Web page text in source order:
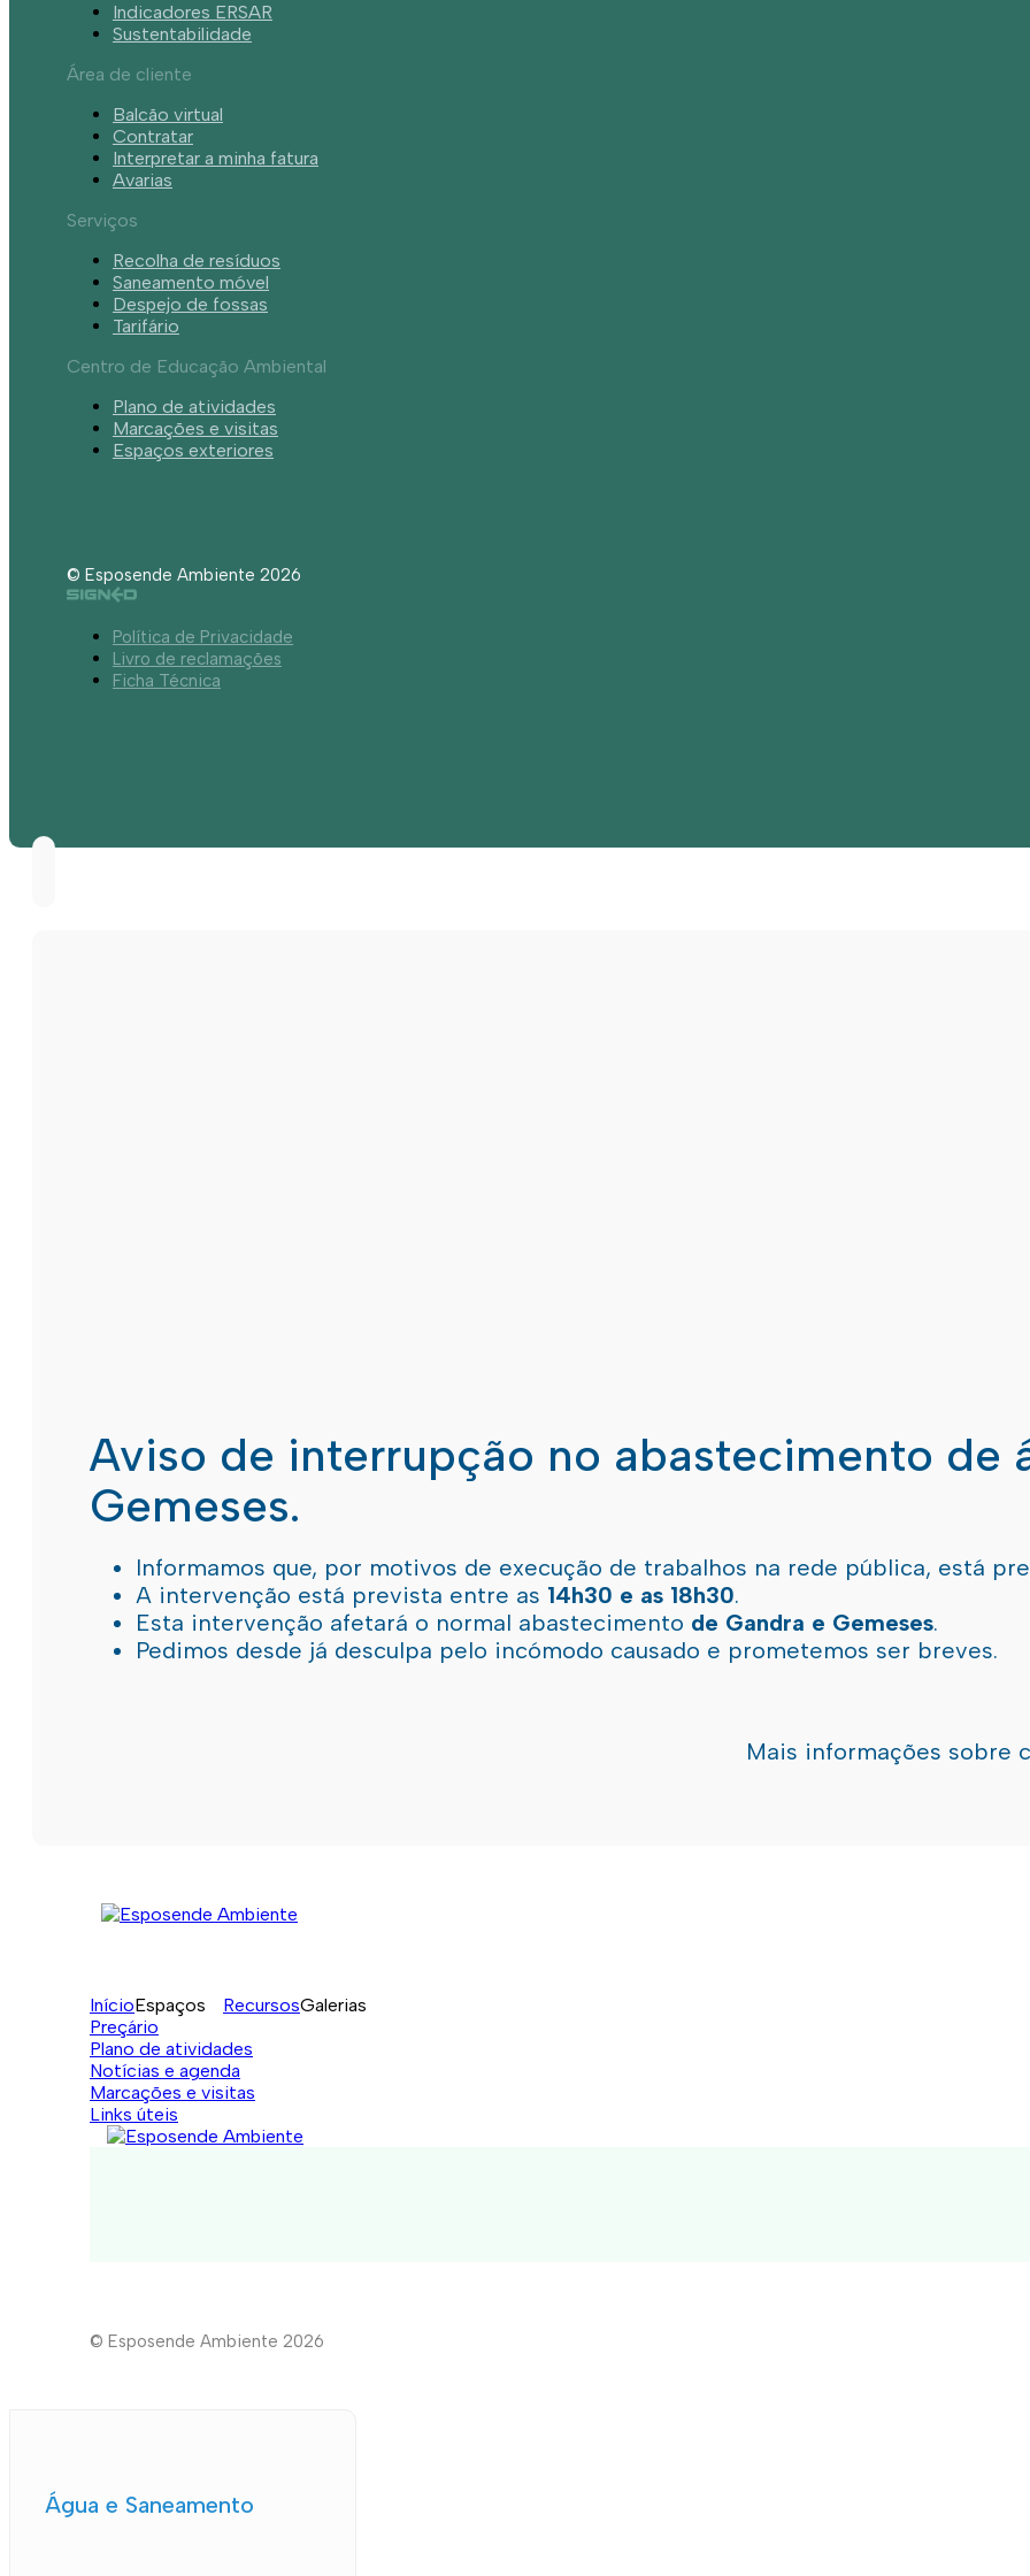
Indicadores ERSAR
Sustentabilidade
Área de cliente
Balcão virtual
Contratar
Interpretar a minha fatura
Avarias
Serviços
Recolha de resíduos
Saneamento móvel
Despejo de fossas
Tarifário
Centro de Educação Ambiental
Plano de atividades
Marcações e visitas
Espaços exteriores
© Esposende Ambiente 2026
Política de Privacidade
Livro de reclamações
Ficha Técnica
Aviso de interrupção no abastecimento de
Gemeses.
Informamos que, por motivos de execução de trabalhos na rede pública, está
A intervenção está prevista entre as 14h30 e as 18h30.
Esta intervenção afetará o normal abastecimento de Gandra e Gemeses.
Pedimos desde já desculpa pelo incómodo causado e prometemos ser breves.
Mais informações sobre
InícioEspaços RecursosGalerias
Preçário
Plano de atividades
Notícias e agenda
Marcações e visitas
Links úteis
© Esposende Ambiente 2026
Água e Saneamento